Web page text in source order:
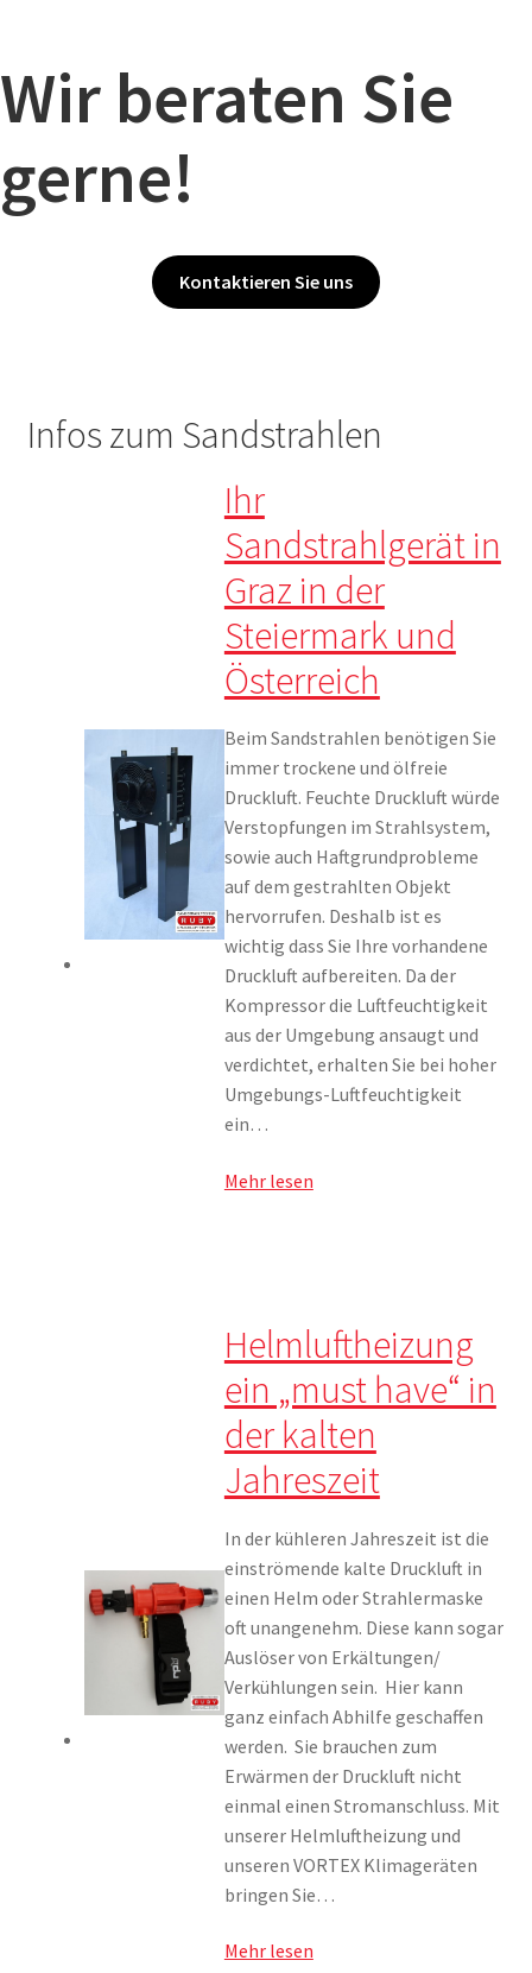
Wir beraten Sie
gerne!
Kontaktieren Sie uns
Infos zum Sandstrahlen
Ihr
Sandstrahlgerät in
Graz in der
Steiermark und
Österreich
Beim Sandstrahlen benötigen Sie
immer trockene und ölfreie
Druckluft. Feuchte Druckluft würde
Verstopfungen im Strahlsystem,
sowie auch Haftgrundprobleme
auf dem gestrahlten Objekt
hervorrufen. Deshalb ist es
wichtig dass Sie Ihre vorhandene
Druckluft aufbereiten. Da der
Kompressor die Luftfeuchtigkeit
aus der Umgebung ansaugt und
verdichtet, erhalten Sie bei hoher
Umgebungs-Luftfeuchtigkeit
ein…
Mehr lesen
Helmluftheizung
ein „must have“ in
der kalten
Jahreszeit
In der kühleren Jahreszeit ist die
einströmende kalte Druckluft in
einen Helm oder Strahlermaske
oft unangenehm. Diese kann sogar
Auslöser von Erkältungen/
Verkühlungen sein. Hier kann
ganz einfach Abhilfe geschaffen
werden. Sie brauchen zum
Erwärmen der Druckluft nicht
einmal einen Stromanschluss. Mit
unserer Helmluftheizung und
unseren VORTEX Klimageräten
bringen Sie…
Mehr lesen